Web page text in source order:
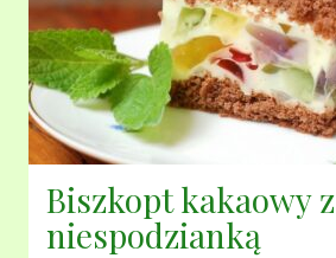
Biszkopt kakaowy z
niespodzianką